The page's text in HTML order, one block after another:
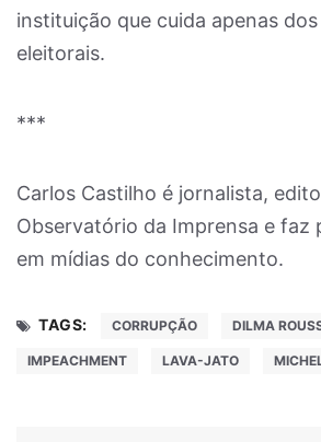
instituição que cuida apenas
eleitorais.
***
Carlos Castilho é jornalista,
Observatório da Imprensa e faz
em mídias do conhecimento.
TAGS: CORRUPÇÃO DILMA
IMPEACHMENT LAVA-JATO